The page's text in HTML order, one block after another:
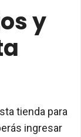
y
tienda para
ingresar